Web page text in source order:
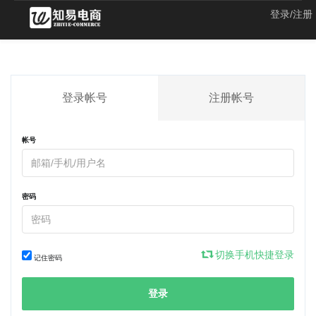
登录/注册
登录帐号 注册帐号
帐号
密码
记住密码 切换手机快捷登录
登录